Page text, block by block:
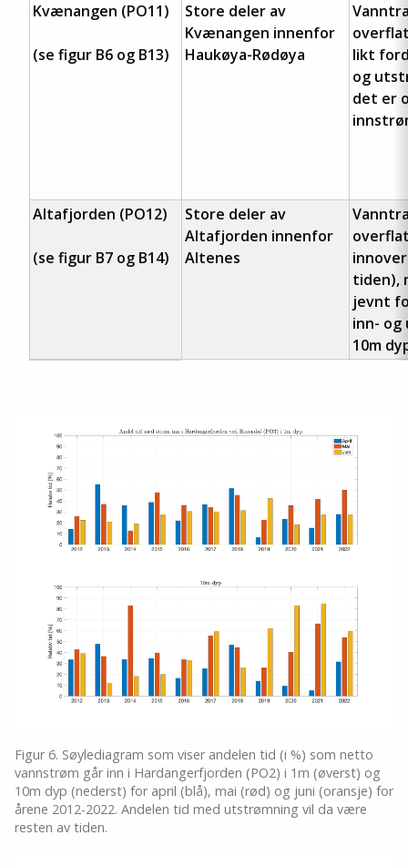
Kvænangen (PO11)
(se figur B6 og B13)
Store deler av
Kvænangen innenfor
Haukøya-Rødøya
likt
og
det er
Altafjorden (PO12)
(se figur B7 og B14)
Store deler av
Altafjorden innenfor
Altenes
tiden),
jevnt
inn-
10m
Figur 6. Søylediagram som viser andelen tid (i %) som netto
vannstrøm går inn i Hardangerfjorden (PO2) i 1m (øverst) og
10m dyp (nederst) for april (blå), mai (rød) og juni (oransje) for
årene 2012-2022. Andelen tid med utstrømning vil da være
resten av tiden.